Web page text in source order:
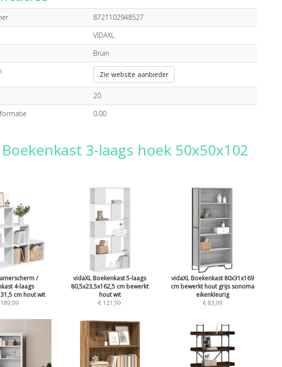
8721102948527
VIDAXL
Bruin
Zie website aanbieder
20
0.00
3-laags hoek 50x50x102
/
4-laags
cm hout wit
vidaXL Boekenkast 5-laags
80,5x23,5x162,5 cm bewerkt
hout wit
€ 121,99
vidaXL Boekenkast 80x31x169
cm bewerkt hout grijs sonoma
eikenkleurig
€ 83,99